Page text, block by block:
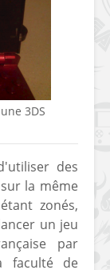
3DS
des
la même
zonés,
un jeu
par
faculté de